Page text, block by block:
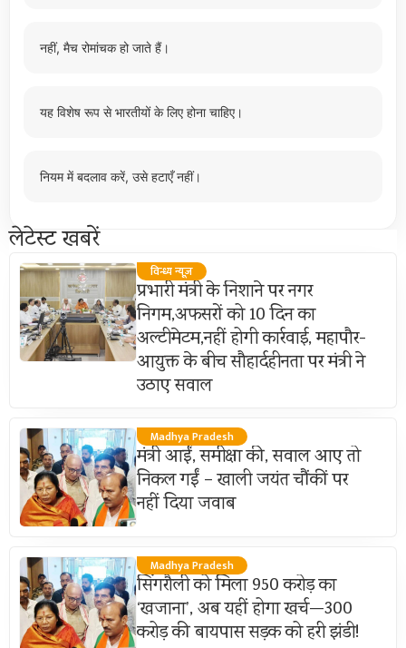
नहीं, मैच रोमांचक हो जाते हैं।
यह विशेष रूप से भारतीयों के लिए होना चाहिए।
नियम में बदलाव करें, उसे हटाएँ नहीं।
लेटेस्ट खबरें
विन्ध्य न्यूज़
प्रभारी मंत्री के निशाने पर नगर
निगम,अफसरों को 10 दिन का
अल्टीमेटम,नहीं होगी कार्रवाई, महापौर-
आयुक्त के बीच सौहार्दहीनता पर मंत्री ने
उठाए सवाल
Madhya Pradesh
मंत्री आईं, समीक्षा की, सवाल आए तो
निकल गईं – खाली जयंत चौंकीं पर
नहीं दिया जवाब
Madhya Pradesh
सिंगरौली को मिला 950 करोड़ का
‘खजाना’, अब यहीं होगा खर्च—300
करोड़ की बायपास सड़क को हरी झंडी!